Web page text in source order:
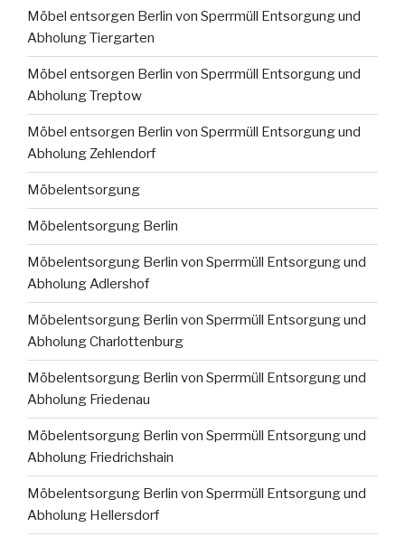
Möbel entsorgen Berlin von Sperrmüll Entsorgung und
Abholung Tiergarten
Möbel entsorgen Berlin von Sperrmüll Entsorgung und
Abholung Treptow
Möbel entsorgen Berlin von Sperrmüll Entsorgung und
Abholung Zehlendorf
Möbelentsorgung
Möbelentsorgung Berlin
Möbelentsorgung Berlin von Sperrmüll Entsorgung und
Abholung Adlershof
Möbelentsorgung Berlin von Sperrmüll Entsorgung und
Abholung Charlottenburg
Möbelentsorgung Berlin von Sperrmüll Entsorgung und
Abholung Friedenau
Möbelentsorgung Berlin von Sperrmüll Entsorgung und
Abholung Friedrichshain
Möbelentsorgung Berlin von Sperrmüll Entsorgung und
Abholung Hellersdorf